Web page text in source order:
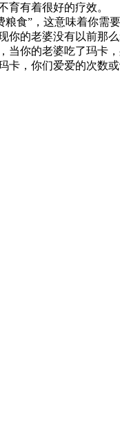
有着很好的疗效。
食”，这意味着你需
的老婆没有以前那
你的老婆吃了玛卡
，你们爱爱的次数